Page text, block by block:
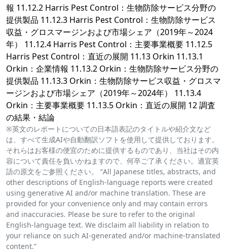
報 11.12.2 Harris Pest Control：生物防除サービス分野の
提供製品 11.12.3 Harris Pest Control：生物防除サービス
収益・グロスマージンおよび市場シェア（2019年～2024
年） 11.12.4 Harris Pest Control：主要事業概要 11.12.5
Harris Pest Control：直近の展開 11.13 Orkin 11.13.1
Orkin：企業情報 11.13.2 Orkin：生物防除サービス分野の
提供製品 11.13.3 Orkin：生物防除サービス収益・グロスマ
ージンおよび市場シェア（2019年～2024年） 11.13.4
Orkin：主要事業概要 11.13.5 Orkin：直近の展開 12 調査
の結果・結論
※英文のレポートについての日本語表記のタイトルや紹介文など
は、すべて生成AIや自動翻訳ソフトを使用して提供しております。
それらはお客様の便宜のために提供するものであり、当社はその内
容について責任を負いかねますので、何卒ご了承ください。適宜英
語の原文をご参照ください。 “All Japanese titles, abstracts, and
other descriptions of English-language reports were created
using generative AI and/or machine translation. These are
provided for your convenience only and may contain errors
and inaccuracies. Please be sure to refer to the original
English-language text. We disclaim all liability in relation to
your reliance on such AI-generated and/or machine-translated
content.”